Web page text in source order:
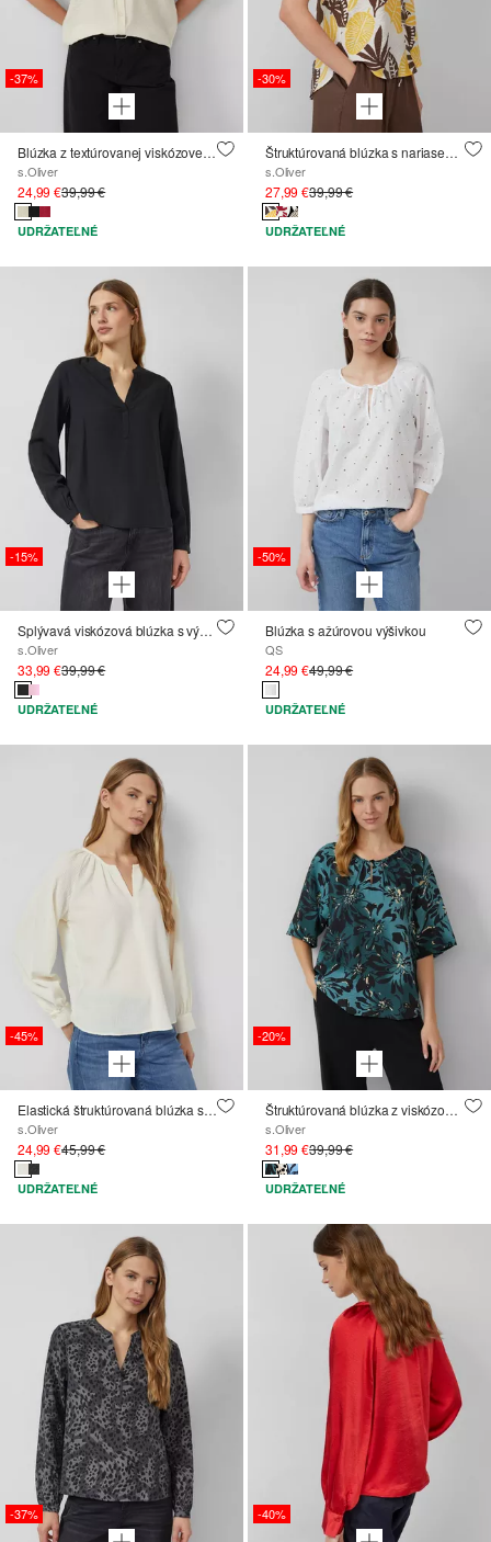
-37%
Blúzka z textúrovanej viskózovej zmesi s našitým vreckom
s.Oliver
24,99 €39,99 €
UDRŽATEĽNÉ
-30%
Štruktúrovaná blúzka s nariasenými detailmi
s.Oliver
27,99 €39,99 €
UDRŽATEĽNÉ
-15%
Splývavá viskózová blúzka s výstrihom
s.Oliver
33,99 €39,99 €
UDRŽATEĽNÉ
-50%
Blúzka s ažúrovou výšivkou
QS
24,99 €49,99 €
UDRŽATEĽNÉ
-45%
Elastická štruktúrovaná blúzka so širokými rukávmi
s.Oliver
24,99 €45,99 €
UDRŽATEĽNÉ
-20%
Štruktúrovaná blúzka z viskózovej zmesi s naberaním
s.Oliver
31,99 €39,99 €
UDRŽATEĽNÉ
-37% -40%